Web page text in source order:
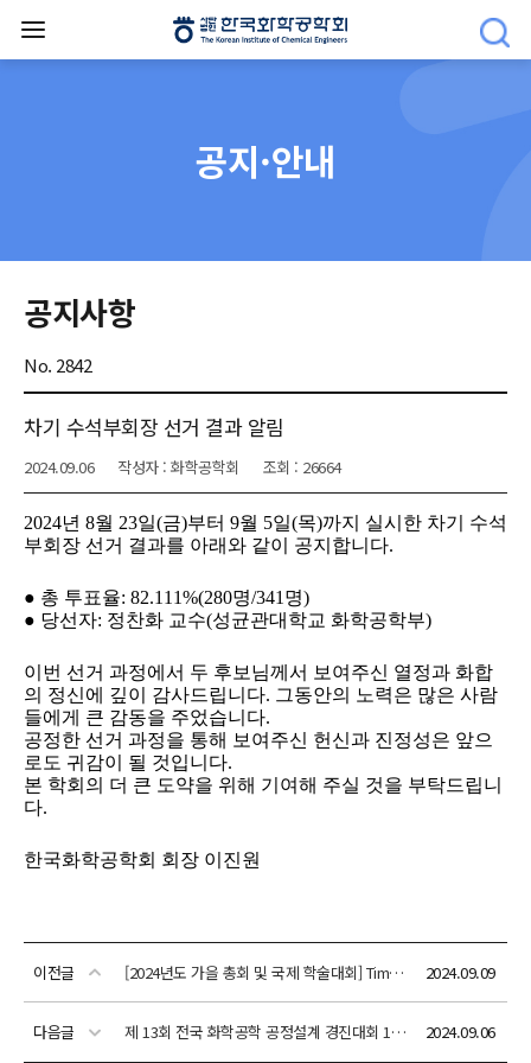
공지·안내
공지사항
No. 2842
차기 수석부회장 선거 결과 알림
2024.09.06 작성자 : 화학공학회 조회 : 26664
이전글 [2024년도 가을 총회 및 국제 학술대회] Time Table(화학공학 일반 구두 발표/포스터 발표 프로그램 첨부) 2024.09.09
다음글 제 13회 전국 화학공학 공정설계 경진대회 1차 심사 결과 안내 2024.09.06